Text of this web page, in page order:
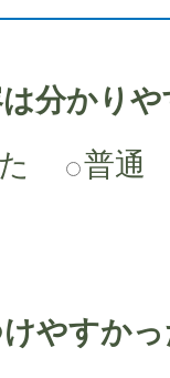
分かり
普通
やすか